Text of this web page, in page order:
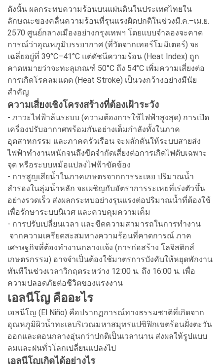
ดังนั้น ผลกระทบความร้อนบนแผ่นดินในประเทศไทยใน
ลักษณะของคลื่นความร้อนที่รุนแรงผิดปกติในช่วงมี.ค.–เม.ย.
2570 ศูนย์กลางเมืองอย่างกรุงเทพฯ โดยแบบจำลองจะคาด
การณ์ว่าอุณหภูมิบรรยากาศ (ที่วัดจากเทอร์โมมิเตอร์) จะ
เฉลี่ยอยู่ที่ 39°C–41°C แต่ดัชนีความร้อน (Heat Index) ถูก
คาดหมายว่าจะทะลุเกณฑ์ 50°C ถึง 54°C เพิ่มความเสี่ยงต่อ
การเกิดโรคลมแดด (Heat Stroke) เป็นวงกว้างอย่างมีนัย
สำคัญ
ความเสี่ยงเชิงโครงสร้างที่ต้องเฝ้าระวัง
- ภาวะไฟฟ้าล้นระบบ (ความต้องการใช้ไฟฟ้าสูงสุด) การเปิด
เครื่องปรับอากาศพร้อมกันอย่างเต็มกำลังทั้งในภาค
อุตสาหกรรม และภาคครัวเรือน จะผลักดันให้ระบบสายส่ง
ไฟฟ้าทำงานหนักจนถึงขีดจำกัดเสี่ยงต่อการเกิดไฟดับเฉพาะ
จุด หรือระบบหม้อแปลงไฟฟ้าขัดข้อง
- การสูญเสียน้ำในภาคเกษตรจากการระเหย ปริมาณน้ำ
สำรองในลุ่มน้ำหลัก จะเผชิญกับอัตราการระเหยที่เร่งตัวขึ้น
อย่างรวดเร็ว ส่งผลกระทบอย่างรุนแรงต่อปริมาณน้ำที่ต้องใช้
เพื่อรักษาระบบนิเวศ และควบคุมความเค็ม
- การปรับเปลี่ยนเวลา และขีดความสามารถในการทำงาน
จากความเครียดสะสมทางความร้อนที่คาดการณ์ ภาค
เศรษฐกิจที่ต้องทำงานกลางแจ้ง (การก่อสร้าง โลจิสติกส์
เกษตรกรรม) อาจจำเป็นต้องใช้มาตรการบังคับให้หยุดพักงาน
ทันทีในช่วงเวลาวิกฤตระหว่าง 12:00 น. ถึง 16:00 น. เพื่อ
ความปลอดภัยต่อชีวิตของแรงงาน
เอลนีโญ คืออะไร
เอลนีโญ (El Niño) คือปรากฏการณ์ทางธรรมชาติที่เกิดจาก
อุณหภูมิผิวน้ำทะเลบริเวณมหาสมุทรแปซิฟิกเขตร้อนฝั่งตะวัน
ออกและตอนกลางอุ่นกว่าปกติเป็นเวลานาน ส่งผลให้รูปแบบ
ลมและฝนทั่วโลกเปลี่ยนแปลงไป
เอลนีโญเกิดได้อย่างไร